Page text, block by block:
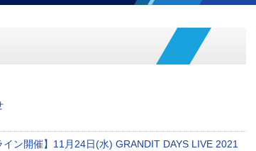
イン開催】11月24日(水) GRANDIT DAYS LIVE 2021